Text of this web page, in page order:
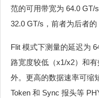
范的可用带宽为 64.0 GT/
32.0 GT/s，前者为后者的
Flit 模式下测量的延迟为
路宽度较低（x1/x2）和
外。更高的数据速率可缩
Token 和 Sync 报头等